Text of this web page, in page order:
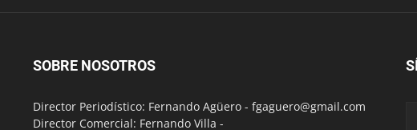
SOBRE NOSOTROS
Director Periodístico: Fernando Agüero - fgaguero@gmail.com
Director Comercial: Fernando Villa -